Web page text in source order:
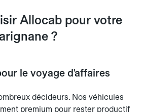
Allocab pour votre
?
le voyage d'affaires
décideurs. Nos véhicules
premium pour rester productif